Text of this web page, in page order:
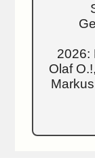
2026:
Olaf